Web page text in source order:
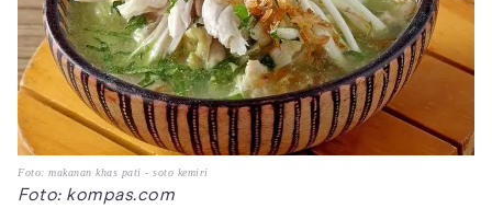
Foto: makanan khas pati - soto kemiri
Foto: kompas.com